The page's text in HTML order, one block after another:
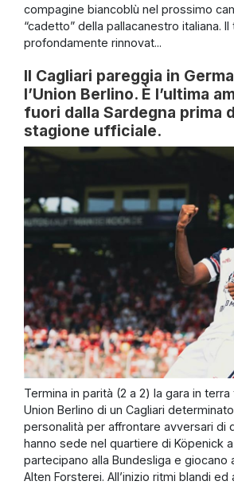
compagine biancoblù nel prossimo
“cadetto” della pallacanestro italiana.
profondamente rinnovat...
Il Cagliari pareggia in
l’Union Berlino. È l’ultima
fuori dalla Sardegna prima
stagione ufficiale.
Termina in parità (2 a 2) la gara in
Union Berlino di un Cagliari
personalità per affrontare avversari di
hanno sede nel quartiere di Köpenick a
partecipano alla Bundesliga e giocano
Alten Forsterei. All’inizio ritmi blandi ed